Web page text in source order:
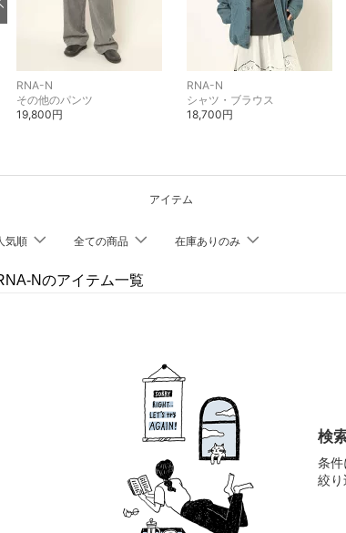
RNA-N
その他のパンツ
19,800円
RNA-N
シャツ・ブラウス
18,700円
アイテム
気順 全ての商品 在庫ありのみ
Nのアイテム一覧
検
条件
絞